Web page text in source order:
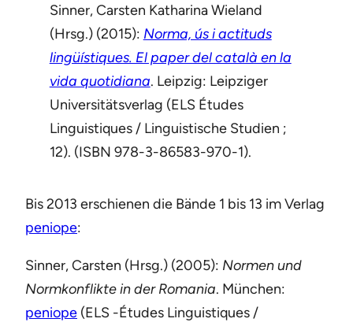
Sinner, Carsten Katharina Wieland
(Hrsg.) (2015): Norma, ús i actituds
lingüístiques. El paper del català en la
vida quotidiana. Leipzig: Leipziger
Universitätsverlag (ELS Études
Linguistiques / Linguistische Studien ;
12). (ISBN 978-3-86583-970-1).
Bis 2013 erschienen die Bände 1 bis 13 im Verlag
peniope:
Sinner, Carsten (Hrsg.) (2005): Normen und
Normkonflikte in der Romania. München:
peniope (ELS -Études Linguistiques /